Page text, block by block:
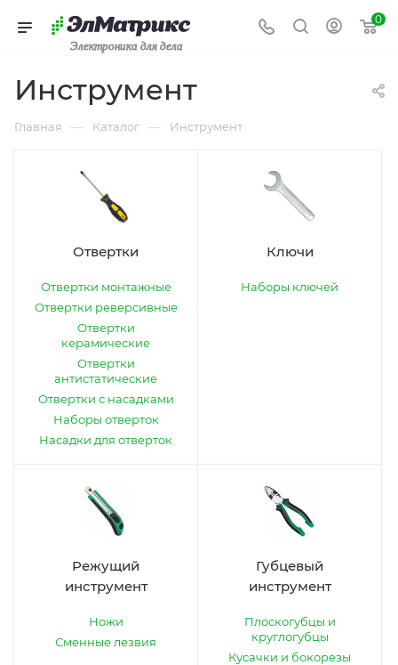
Электроника для дела
0
Инструмент
Главная — Каталог — Инструмент
Отвертки
Отвертки монтажные
Отвертки реверсивные
Отвертки
керамические
Отвертки
антистатические
Отвертки с насадками
Наборы отверток
Насадки для отверток
Ключи
Наборы ключей
Режущий
инструмент
Ножи
Сменные лезвия
Губцевый
инструмент
Плоскогубцы и
круглогубцы
Кусачки и бокорезы